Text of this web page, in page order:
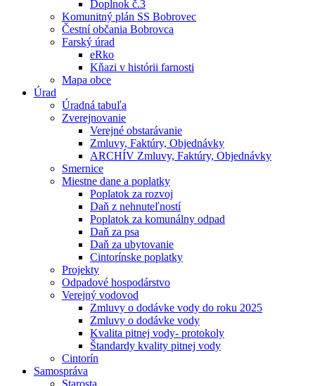
Doplnok č.3
Komunitný plán SS Bobrovec
Čestní občania Bobrovca
Farský úrad
eRko
Kňazi v histórii farnosti
Mapa obce
Úrad
Úradná tabuľa
Zverejnovanie
Verejné obstarávanie
Zmluvy, Faktúry, Objednávky
ARCHÍV Zmluvy, Faktúry, Objednávky
Smernice
Miestne dane a poplatky
Poplatok za rozvoj
Daň z nehnuteľností
Poplatok za komunálny odpad
Daň za psa
Daň za ubytovanie
Cintorínske poplatky
Projekty
Odpadové hospodárstvo
Verejný vodovod
Zmluvy o dodávke vody do roku 2025
Zmluvy o dodávke vody
Kvalita pitnej vody- protokoly
Štandardy kvality pitnej vody
Cintorín
Samospráva
Starosta